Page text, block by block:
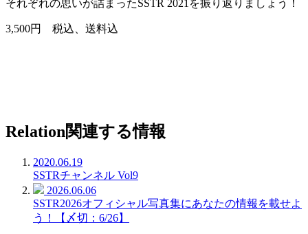
それぞれの思いが詰まったSSTR 2021を振り返りましょう！
3,500円 税込、送料込
Relation関連する情報
2020.06.19
SSTRチャンネル Vol9
2026.06.06
SSTR2026オフィシャル写真集にあなたの情報を載せよ
う！【〆切：6/26】